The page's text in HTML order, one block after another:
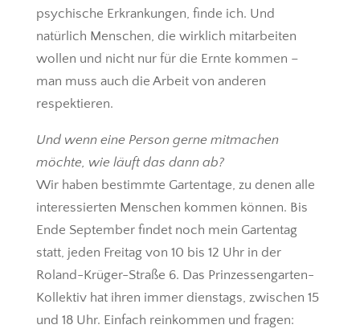
psychische Erkrankungen, finde ich. Und
natürlich Menschen, die wirklich mitarbeiten
wollen und nicht nur für die Ernte kommen –
man muss auch die Arbeit von anderen
respektieren.
Und wenn eine Person gerne mitmachen
möchte, wie läuft das dann ab?
Wir haben bestimmte Gartentage, zu denen alle
interessierten Menschen kommen können. Bis
Ende September findet noch mein Gartentag
statt, jeden Freitag von 10 bis 12 Uhr in der
Roland-Krüger-Straße 6. Das Prinzessengarten-
Kollektiv hat ihren immer dienstags, zwischen 15
und 18 Uhr. Einfach reinkommen und fragen: